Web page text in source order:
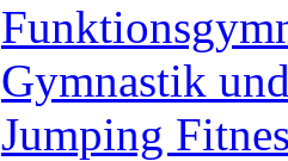
Gymnastik
Jumping